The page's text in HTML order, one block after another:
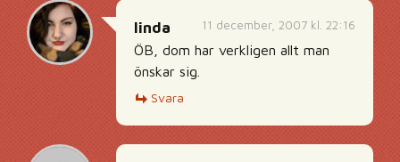
11 december, 2007 kl. 22:16
linda
ÖB, dom har verkligen allt man
önskar sig.
Svara